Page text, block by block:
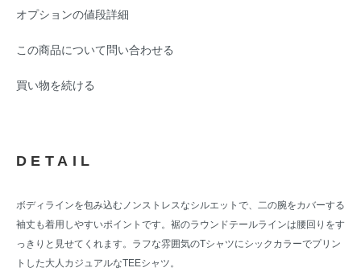
オプションの値段詳細
この商品について問い合わせる
買い物を続ける
DETAIL
ボディラインを包み込むノンストレスなシルエットで、二の腕をカバーする
袖丈も着用しやすいポイントです。裾のラウンドテールラインは腰回りをす
っきりと見せてくれます。ラフな雰囲気のTシャツにシックカラーでプリン
トした大人カジュアルなTEEシャツ。